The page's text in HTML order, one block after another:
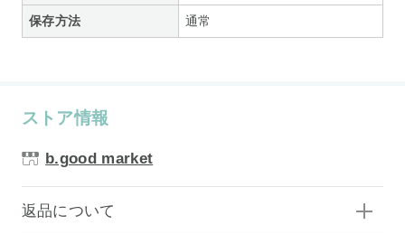
保存方法 通常
ストア情報
b.good market
返品について